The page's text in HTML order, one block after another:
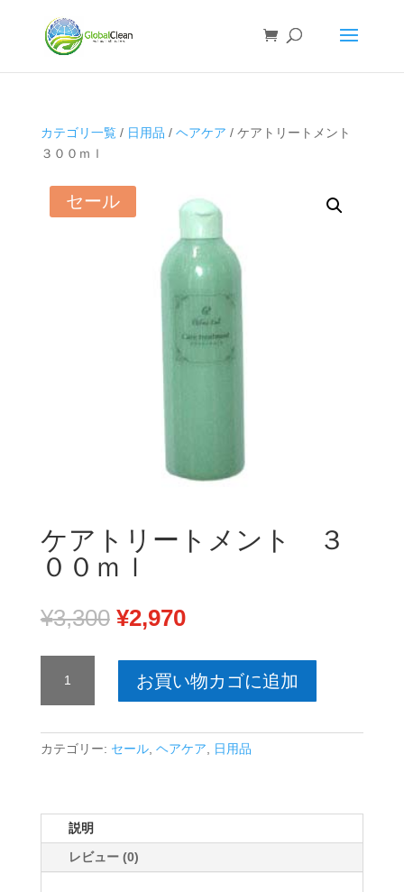
カテゴリ一覧/ 日用品 / ヘアケア / ケアトリートメント
３００ｍｌ
セール
ケアトリートメント ３
００ｍｌ
¥3,300 元
価
格
は
で
し
¥2,970現
の
価
格
¥2,970
で
ト
ー
ン
０
お買い物カゴに追加
カテゴリー: セール, ヘアケア, 日用品
説明
レビュー (0)